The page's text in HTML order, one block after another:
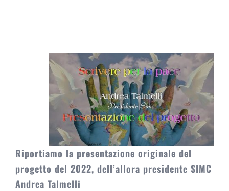
Riportiamo la presentazione originale del
progetto del 2022, dell’allora presidente SIMC
Andrea Talmelli